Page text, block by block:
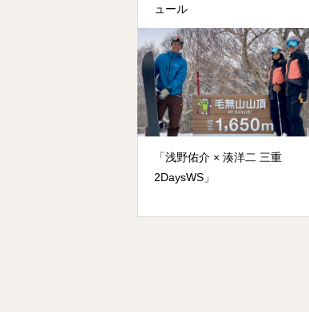
ュール
「浅野佑介 × 湊洋二 三重
2DaysWS」